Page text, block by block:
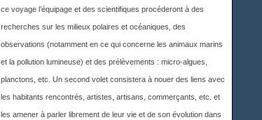
ce voyage l’équipage et des scientifiques procéderont à des
recherches sur les milieux polaires et océaniques, des
observations (notamment en ce qui concerne les animaux marins
et la pollution lumineuse) et des prélèvements : micro-algues,
planctons, etc. Un second volet consistera à nouer des liens avec
les habitants rencontrés, artistes, artisans, commerçants, etc. et
les amener à parler librement de leur vie et de son évolution dans